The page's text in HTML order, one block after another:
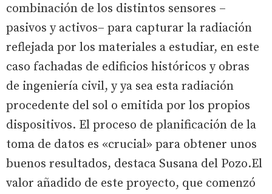
combinación de los distintos sensores –
pasivos y activos– para capturar la radiación
reflejada por los materiales a estudiar, en este
caso fachadas de edificios históricos y obras
de ingeniería civil, y ya sea esta radiación
procedente del sol o emitida por los propios
dispositivos. El proceso de planificación de la
toma de datos es «crucial» para obtener unos
buenos resultados, destaca Susana del Pozo.El
valor añadido de este proyecto, que comenzó